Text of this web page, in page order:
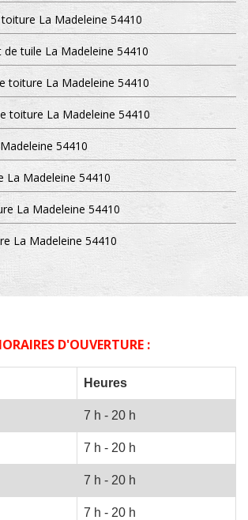
La Madeleine 54410
tuile La Madeleine 54410
toiture La Madeleine 54410
toiture La Madeleine 54410
54410
La Madeleine 54410
La Madeleine 54410
La Madeleine 54410
D'OUVERTURE :
Heures
7 h - 20 h
7 h - 20 h
7 h - 20 h
7 h - 20 h